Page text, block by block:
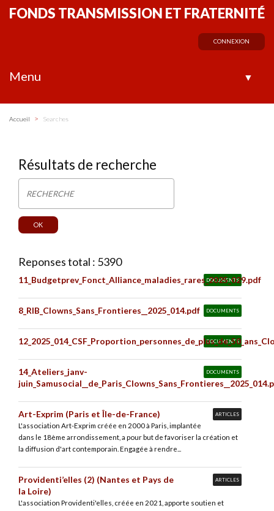
FONDS TRANSMISSION ET FRATERNITÉ
CONNEXION
Menu ▼
Accueil > Searches
Résultats de recherche
Reponses total : 5390
DOCUMENTS
11_Budgetprev_Fonct_Alliance_maladies_rares_2025_029.pdf
DOCUMENTS
8_RIB_Clowns_Sans_Frontieres__2025_014.pdf
DOCUMENTS
DOCUMENTS
14_Ateliers_janv-
ARTICLES
Art-Exprim (Paris et Île-de-France)
L'association Art-Exprim créée en 2000 à Paris, implantée
dans le 18ème arrondissement, a pour but de favoriser la création et
la diffusion d'art contemporain. Engagée à rendre...
ARTICLES
Providenti’elles (2) (Nantes et Pays de
la Loire)
L'association Providenti'elles, créée en 2021, apporte soutien et